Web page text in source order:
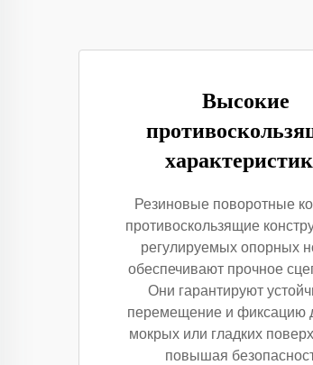
Высокие
Резиновые поворотные
противоскользящие
регулируемых опорных
обеспечивают прочное
Они гарантируют
перемещение и фиксацию
мокрых или гладких
повышая